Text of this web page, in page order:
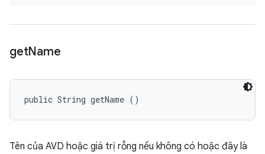
getName
public String getName ()
Tên của AVD hoặc giá trị rỗng nếu không có hoặc đây là